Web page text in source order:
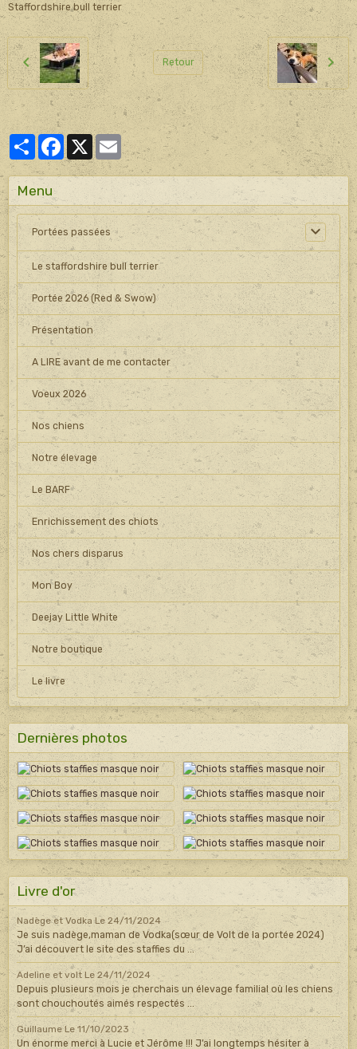
Staffordshire bull terrier
Retour
PartagerFacebook
X Email
Menu
Portées passées
Le staffordshire bull terrier
Portée 2026 (Red & Swow)
Présentation
A LIRE avant de me contacter
Voeux 2026
Nos chiens
Notre élevage
Le BARF
Enrichissement des chiots
Nos chers disparus
Mon Boy
Deejay Little White
Notre boutique
Le livre
Dernières photos
Livre d'or
Nadège et Vodka Le 24/11/2024
Je suis nadège,maman de Vodka(sœur de Volt de la portée 2024)
J’ai découvert le site des staffies du ...
Adeline et volt Le 24/11/2024
Depuis plusieurs mois je cherchais un élevage familial où les chiens
sont chouchoutés aimés respectés ...
Guillaume Le 11/10/2023
Un énorme merci à Lucie et Jérôme !!! J’ai longtemps hésiter à